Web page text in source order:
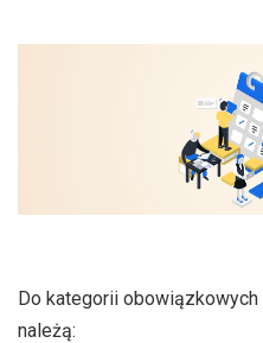
Do kategorii
należą: